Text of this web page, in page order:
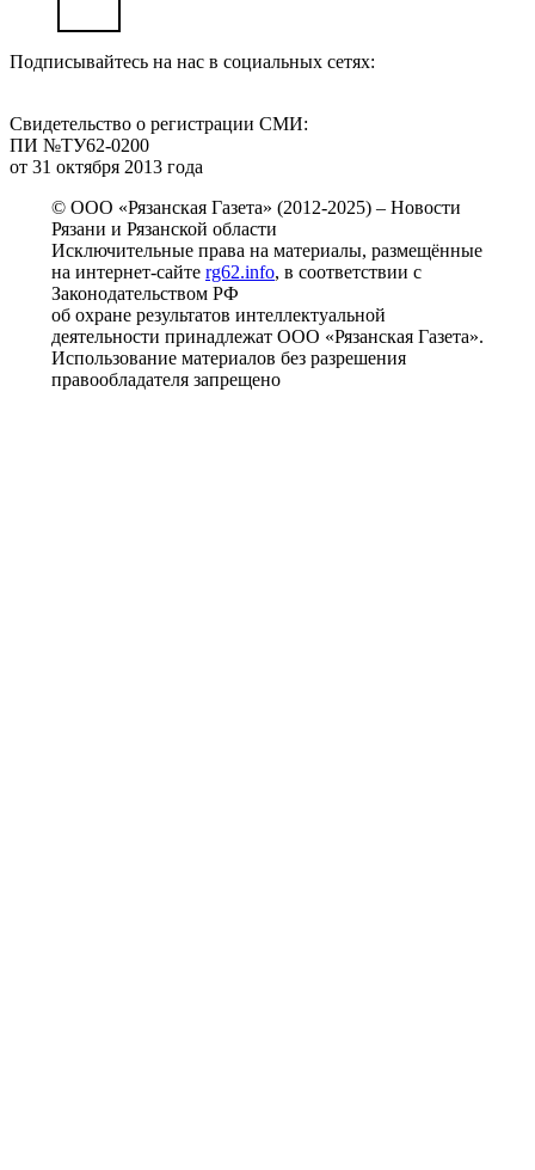
Подписывайтесь на нас в социальных сетях:
Свидетельство о регистрации СМИ:
ПИ №ТУ62-0200
от 31 октября 2013 года
© ООО «Рязанская Газета» (2012-2025) – Новости
Рязани и Рязанской области
Исключительные права на материалы, размещённые
на интернет-сайте rg62.info, в соответствии с
Законодательством РФ
об охране результатов интеллектуальной
деятельности принадлежат ООО «Рязанская Газета».
Использование материалов без разрешения
правообладателя запрещено